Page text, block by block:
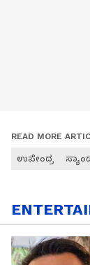
READ MORE
ಉಪೇಂದ್ರ